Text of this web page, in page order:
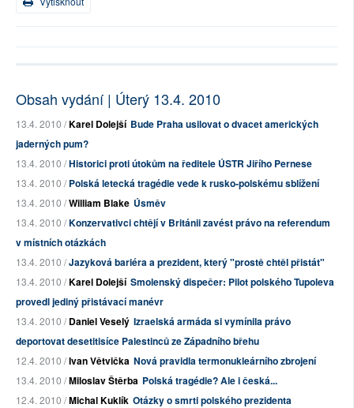
Obsah vydání | Úterý 13.4. 2010
13.4. 2010 /Karel Dolejší Bude Praha usilovat o dvacet amerických
jaderných pum?
13.4. 2010 /Historici proti útokům na ředitele ÚSTR Jiřího Pernese
13.4. 2010 /Polská letecká tragédie vede k rusko-polskému sblížení
13.4. 2010 /William Blake Úsměv
13.4. 2010 /Konzervativci chtějí v Británii zavést právo na referendum
v místních otázkách
13.4. 2010 /Jazyková bariéra a prezident, který "prostě chtěl přistát"
13.4. 2010 /Karel Dolejší Smolenský dispečer: Pilot polského Tupoleva
provedl jediný přistávací manévr
13.4. 2010 /Daniel Veselý Izraelská armáda si vymínila právo
deportovat desetitisíce Palestinců ze Západního břehu
12.4. 2010 /Ivan Větvička Nová pravidla termonukleárního zbrojení
13.4. 2010 /Miloslav Štěrba Polská tragédie? Ale i česká...
12.4. 2010 /Michal Kuklík Otázky o smrti polského prezidenta